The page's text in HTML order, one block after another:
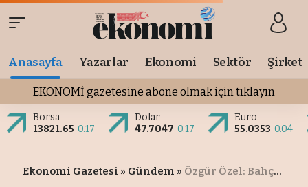
Anasayfa Yazarlar Ekonomi Sektör Şirket
EKONOMİ gazetesine abone olmak için tıklayın
Borsa
13821.65 0.17
Dolar
47.7047 0.17
Euro
55.0353 0.04
Ekonomi Gazetesi » Gündem » Özgür Özel: Bahçeli'nin açıklamasını kıymetli buluyoruz